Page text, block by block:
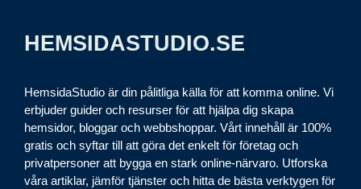
HEMSIDASTUDIO.SE
HemsidaStudio är din pålitliga källa för att komma online. Vi
erbjuder guider och resurser för att hjälpa dig skapa
hemsidor, bloggar och webbshoppar. Vårt innehåll är 100%
gratis och syftar till att göra det enkelt för företag och
privatpersoner att bygga en stark online-närvaro. Utforska
våra artiklar, jämför tjänster och hitta de bästa verktygen för